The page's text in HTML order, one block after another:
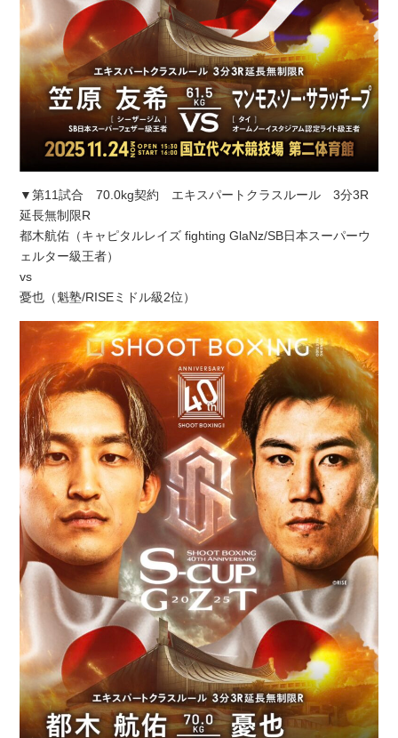
▼第11試合 70.0kg契約 エキスパートクラスルール 3分3R
延長無制限R
都木航佑（キャピタルレイズ fighting GlaNz/SB日本スーパーウ
ェルター級王者）
vs
憂也（魁塾/RISEミドル級2位）